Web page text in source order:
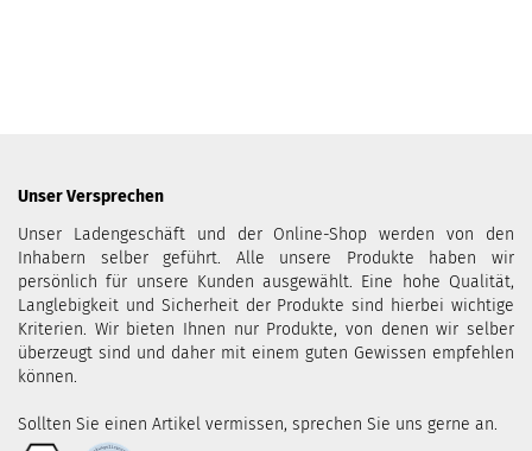
Unser Versprechen
Unser Ladengeschäft und der Online-Shop werden von den
Inhabern selber geführt. Alle unsere Produkte haben wir
persönlich für unsere Kunden ausgewählt. Eine hohe Qualität,
Langlebigkeit und Sicherheit der Produkte sind hierbei wichtige
Kriterien. Wir bieten Ihnen nur Produkte, von denen wir selber
überzeugt sind und daher mit einem guten Gewissen empfehlen
können.
Sollten Sie einen Artikel vermissen, sprechen Sie uns gerne an.